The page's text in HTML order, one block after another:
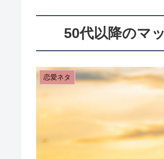
50代以降のマ
恋愛ネタ